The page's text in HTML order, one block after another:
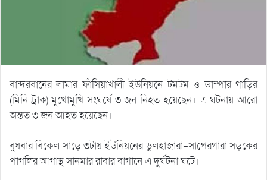
বান্দরবানের লামার ফাঁসিয়াখালী ইউনিয়নে টমটম ও ডাম্পার গাড়ির
(মিনি ট্রাক) মুখোমুখি সংঘর্ষে ৩ জন নিহত হয়েছেন। এ ঘটনায় আরো
অন্তত ৩ জন আহত হয়েছেন।
বুধবার বিকেল সাড়ে ৩টায় ইউনিয়নের ডুলহাজারা-সাপেরগারা সড়কের
পাগলির আগাস্থ সানমার রাবার বাগানে এ দুর্ঘটনা ঘটে।